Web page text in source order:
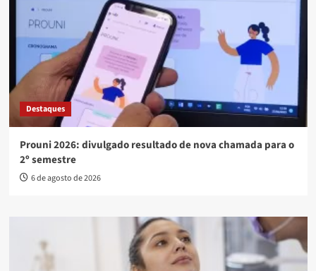
Destaques
Prouni 2026: divulgado resultado de nova chamada para o
2º semestre
6 de agosto de 2026